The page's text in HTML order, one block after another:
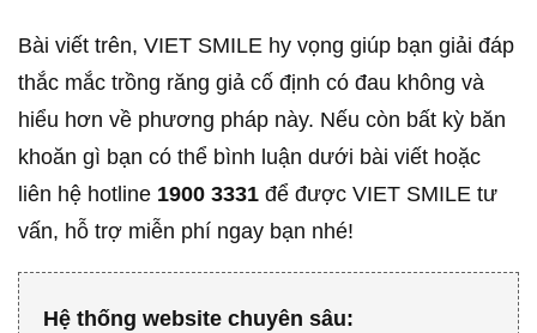
Bài viết trên, VIET SMILE hy vọng giúp bạn giải đáp
thắc mắc trồng răng giả cố định có đau không và
hiểu hơn về phương pháp này. Nếu còn bất kỳ băn
khoăn gì bạn có thể bình luận dưới bài viết hoặc
liên hệ hotline 1900 3331 để được VIET SMILE tư
vấn, hỗ trợ miễn phí ngay bạn nhé!
Hệ thống website chuyên sâu: